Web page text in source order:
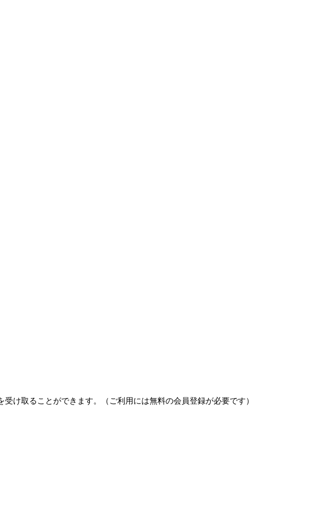
け取ることができます。（ご利用には無料の会員登録が必要です）